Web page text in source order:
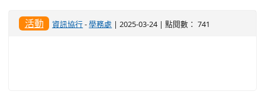
活動 資訊協行-學務處 | 2025-03-24 | 點閱數： 741